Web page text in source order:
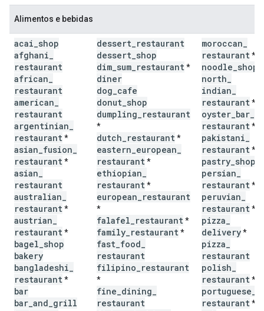
Alimentos e bebidas
acai shop
afghani
restaurant
african
restaurant
american
restaurant
argentinian
restaurant*
asian fusion
restaurant*
asian
restaurant
australian
restaurant*
austrian
restaurant*
bagel shop
bakery
bangladeshi
restaurant*
bar
bar and grill
dessert restaurant
dessert shop
dim sum restaurant*
diner
dog cafe
donut shop
dumpling restaurant
*
dutch restaurant*
eastern european
restaurant*
ethiopian
restaurant*
european restaurant
*
falafel restaurant*
family restaurant*
fast food
restaurant
filipino restaurant
*
fine dining
restaurant
moroccan
restaurant*
noodle shop
north
indian
restaurant*
oyster bar
restaurant*
pakistani
restaurant*
pastry shop
persian
restaurant*
peruvian
restaurant*
pizza
delivery*
pizza
restaurant
polish
restaurant*
portuguese
restaurant*